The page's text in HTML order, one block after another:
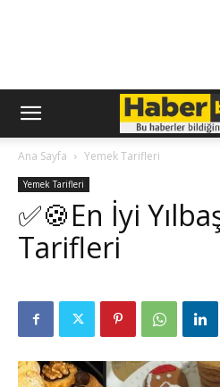
Ana Sayfa Yemek Tarifleri
Yemek Tarifleri
✅🍪En İyi
Tarifleri